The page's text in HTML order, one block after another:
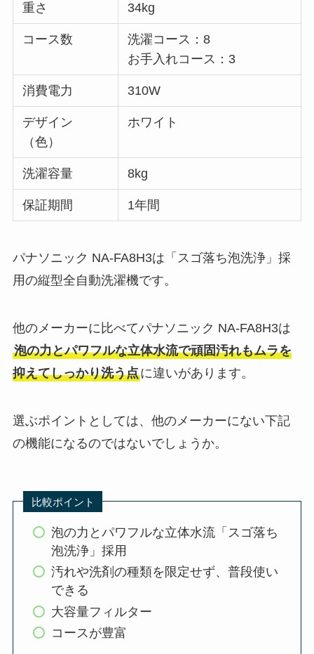
重さ 34kg
コース数
洗濯コース：8
お手入れコース：3
消費電力 310W
デザイン
（色）
ホワイト
洗濯容量 8kg
保証期間 1年間
パナソニック NA-FA8H3は「スゴ落ち泡洗浄」採
用の縦型全自動洗濯機です。
他のメーカーに比べてパナソニック NA-FA8H3は
泡の力とパワフルな立体水流で頑固汚れもムラを
抑えてしっかり洗う点に違いがあります。
選ぶポイントとしては、他のメーカーにない下記
の機能になるのではないでしょうか。
比較ポイント
泡の力とパワフルな立体水流「スゴ落ち
泡洗浄」採用
汚れや洗剤の種類を限定せず、普段使い
できる
大容量フィルター
コースが豊富